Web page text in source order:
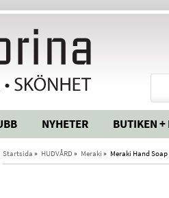
NYHETER BUTIKEN +
Startsida » HUDVÅRD» Meraki » Meraki Hand